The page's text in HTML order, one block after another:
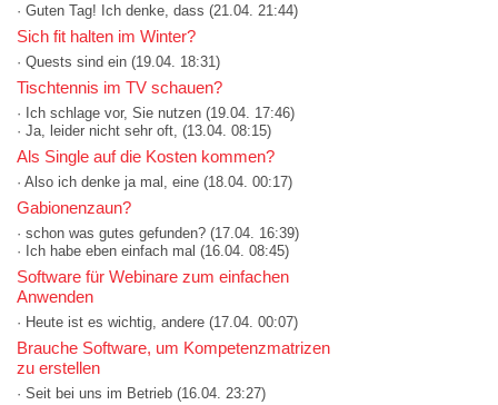
· Guten Tag! Ich denke, dass (21.04. 21:44)
Sich fit halten im Winter?
· Quests sind ein (19.04. 18:31)
Tischtennis im TV schauen?
· Ich schlage vor, Sie nutzen (19.04. 17:46)
· Ja, leider nicht sehr oft, (13.04. 08:15)
Als Single auf die Kosten kommen?
· Also ich denke ja mal, eine (18.04. 00:17)
Gabionenzaun?
· schon was gutes gefunden? (17.04. 16:39)
· Ich habe eben einfach mal (16.04. 08:45)
Software für Webinare zum einfachen
Anwenden
· Heute ist es wichtig, andere (17.04. 00:07)
Brauche Software, um Kompetenzmatrizen
zu erstellen
· Seit bei uns im Betrieb (16.04. 23:27)